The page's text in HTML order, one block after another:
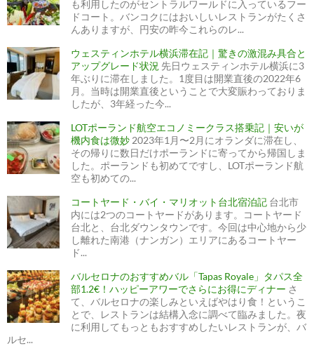
も利用したのがセントラルワールドに入っているフー
ドコート。バンコクにはおいしいレストランがたくさ
んありますが、円安の昨今これらのレ...
ウェスティンホテル横浜滞在記｜驚きの激混み具合と
アップグレード状況 先日ウェスティンホテル横浜に3
年ぶりに滞在しました。1度目は開業直後の2022年6
月。当時は開業直後ということで大変賑わっておりま
したが、3年経った今...
LOTポーランド航空エコノミークラス搭乗記｜安いが
機内食は微妙 2023年1月〜2月にオランダに滞在し、
その帰りに数日だけポーランドに寄ってから帰国しま
した。ポーランドも初めてですし、LOTポーランド航
空も初めての...
コートヤード・バイ・マリオット台北宿泊記 台北市
内には2つのコートヤードがあります。コートヤード
台北と、台北ダウンタウンです。今回は中心地から少
し離れた南港（ナンガン）エリアにあるコートヤー
ド...
バルセロナのおすすめバル「Tapas Royale」タパス全
部1.2€！ハッピーアワーでさらにお得にディナー さ
て、バルセロナの楽しみといえばやはり食！というこ
とで、レストランは結構入念に調べて臨みました。夜
に利用してもっともおすすめしたいレストランが、バ
ルセ...